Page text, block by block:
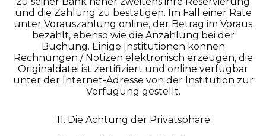
und die Zahlung zu bestätigen. Im Fall einer Rate
unter Vorauszahlung online, der Betrag im Voraus
bezahlt, ebenso wie die Anzahlung bei der
Buchung. Einige Institutionen können
Rechnungen / Notizen elektronisch erzeugen, die
Originaldatei ist zertifiziert und online verfügbar
unter der Internet-Adresse von der Institution zur
Verfügung gestellt.
11. Die Achtung der Privatsphäre